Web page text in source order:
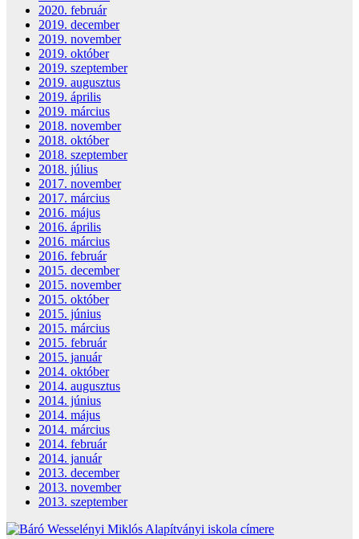
2020. február
2019. december
2019. november
2019. október
2019. szeptember
2019. augusztus
2019. április
2019. március
2018. november
2018. október
2018. szeptember
2018. július
2017. november
2017. március
2016. május
2016. április
2016. március
2016. február
2015. december
2015. november
2015. október
2015. június
2015. március
2015. február
2015. január
2014. október
2014. augusztus
2014. június
2014. május
2014. március
2014. február
2014. január
2013. december
2013. november
2013. szeptember